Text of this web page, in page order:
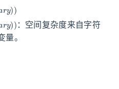
a ry)
：空间复杂度来自字符
。